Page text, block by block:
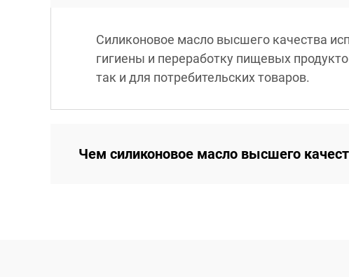
Силиконовое масло высшего качества
гигиены и переработку пищевых
так и для потребительских товаров.
Чем силиконовое масло высшего